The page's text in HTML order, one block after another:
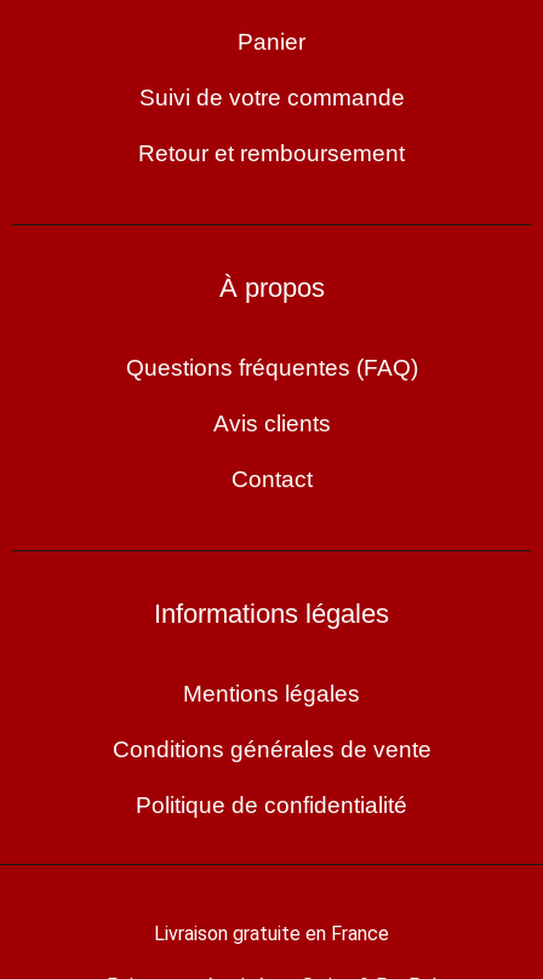
Panier
Suivi de votre commande
Retour et remboursement
À propos
Questions fréquentes (FAQ)
Avis clients
Contact
Informations légales
Mentions légales
Conditions générales de vente
Politique de confidentialité
Livraison gratuite en France